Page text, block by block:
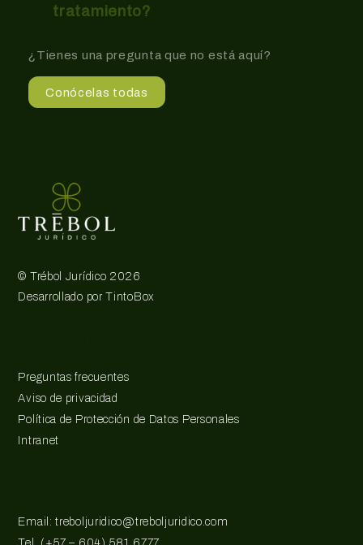
tratamiento?
¿Tienes una pregunta que no está aquí?
Conócelas todas
© Trébol Jurídico 2026
Desarrollado porTintoBox
Preguntas frecuentes
Aviso de privacidad
Política de Protección de Datos Personales
Intranet
Email: treboljuridico@treboljuridico.com